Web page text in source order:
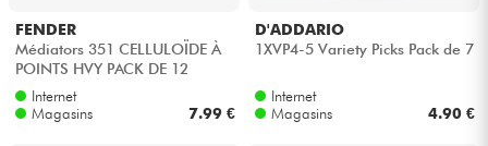
FENDER
Médiators 351 CELLULOÏDE À
POINTS HVY PACK DE 12
Internet
Magasins
7.99 €
D'ADDARIO
1XVP4-5 Variety Picks Pack de 7
Internet
Magasins
4.90 €